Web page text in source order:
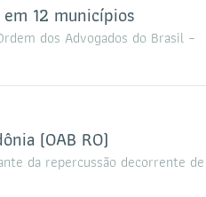
12 municípios
dos Advogados do Brasil –
(OAB RO)
da repercussão decorrente de